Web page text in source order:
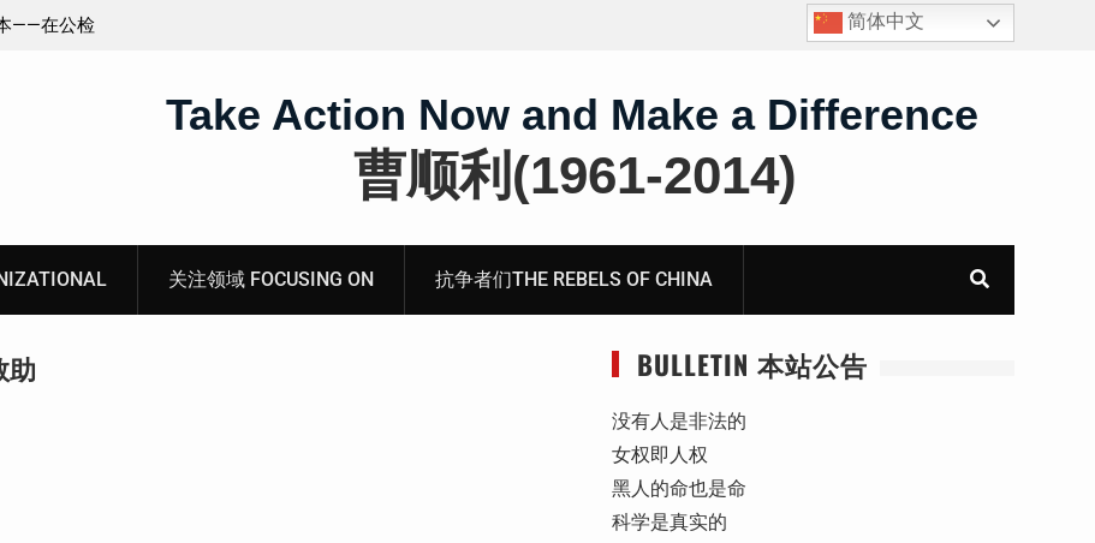
获刑8年的安徽省合肥市法轮功学员、软件工程师唐志
简体中文
Take Action Now and Make a Difference
曹顺利(1961-2014)
关注领域 FOCUSING ON 抗争者们THE REBELS OF CHINA
助 BULLETIN 本站公告
没有人是非法的
女权即人权
黑人的命也是命
科学是真实的